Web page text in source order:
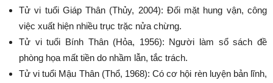
Tử vi tuổi Giáp Thân (Thủy, 2004): Đối mặt hung vận, công
việc xuất hiện nhiều trục trặc nửa chừng.
Tử vi tuổi Bính Thân (Hỏa, 1956): Người làm sổ sách đề
phòng họa mất tiền do nhầm lẫn, tắc trách.
Tử vi tuổi Mậu Thân (Thổ, 1968): Có cơ hội rèn luyện bản lĩnh,